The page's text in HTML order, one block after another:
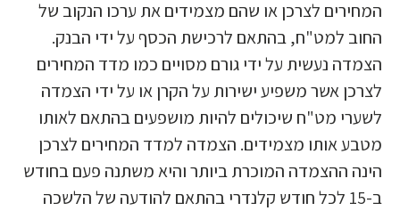
המחירים לצרכן או שהם מצמידים את ערכו הנקוב של
החוב למט"ח, בהתאם לרכישת הכסף על ידי הבנק.
הצמדה נעשית על ידי גורם מסויים כמו מדד המחירים
לצרכן אשר משפיע ישירות על הקרן או על ידי הצמדה
לשערי מט"ח שיכולים להיות מושפעים בהתאם לאותו
מטבע אותו מצמידים. הצמדה למדד המחירים לצרכן
הינה ההצמדה המוכרת ביותר והיא משתנה פעם בחודש
ב-15 לכל חודש קלנדרי בהתאם להודעה של הלשכה